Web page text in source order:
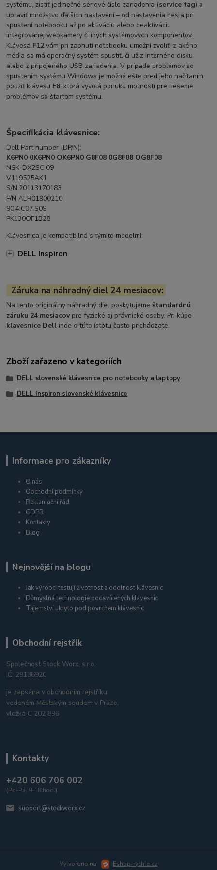
systému, zistiť jedinečné sériové číslo zariadenia (service tag) a
upraviť množstvo ďalších nastavení – od nastavenia hesla pri
spustení notebooku až po aktiváciu alebo deaktiváciu
integrovanej webkamery či iných systémových komponentov.
Klávesa F12 vám pri zapnutí notebooku umožní zvoliť, z akého
média sa má operačný systém spustiť, či už z interného disku
alebo z pripojeného USB zariadenia. V prípade problémov so
spustením systému Windows je možné ešte pred jeho načítaním
použiť klávesu F8, ktorá vyvolá ponuku možností pre riešenie
problémov so štartom systému.
Špecifikácia klávesnice:
Dell Part number (DP/N):
K6PN0 0K6PN0 OK6PN0 G8F08 0G8F08 OG8F08
NSK-DX2SC 09
V119525AK1
S/N.20113170183
P/N AER01900210
90.4IC07.S09
PK130OF1B28
Klávesnica je kompatibilná s týmito modelmi:
DELL Inspiron
Záruka na náhradný diel 24 mesiacov:
Na tento originálny náhradný diel poskytujeme štandardnú
záruku 24 mesiacovpre fyzické aj právnické osoby. Pri kúpe
klavesnice Dell inde o túto istotu často prichádzate.
Zboží zařazeno v kategoriích
DELL slovenské klávesnice pro notebooky a laptopy
DELL Inspiron slovenské klávesnice
Informace pro zákazníky
O nás
Obchodní podmínky
Reklamační řád
GDPR
Kontakty
Blog
Nejnovější na blogu
Jak výrobci testují životnost a odolnost klávesnic
Důmyslná technologie podsvícených klávesnic
Tajemství ukryto pod povrchem klávesnic
Obchodní rejstřík
Společnost Stock Worx, s.r.o.
IČ: 29136920
je zapsána v obchodním rejstříku
vedeném Městským soudem v Praze,
vložka C 202 896
Kontakty
+420 606 706 002
(Po-Pá, 9-18 hod.)
support@stockworx.cz
Vytvořeno na Eshop-rychle.cz